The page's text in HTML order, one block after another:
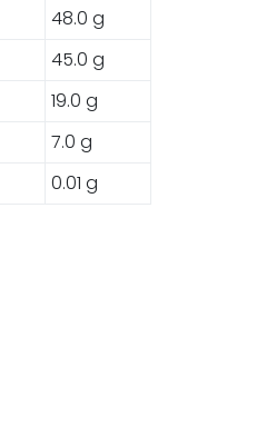
48.0 g
45.0 g
19.0 g
7.0 g
0.01 g